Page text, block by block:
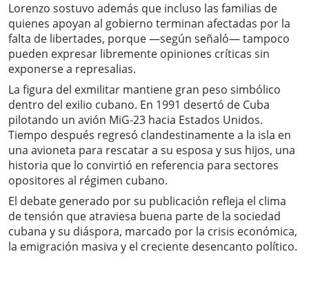
Lorenzo sostuvo además que incluso las familias de
quienes apoyan al gobierno terminan afectadas por la
falta de libertades, porque —según señaló— tampoco
pueden expresar libremente opiniones críticas sin
exponerse a represalias.
La figura del exmilitar mantiene gran peso simbólico
dentro del exilio cubano. En 1991 desertó de Cuba
pilotando un avión MiG-23 hacia Estados Unidos.
Tiempo después regresó clandestinamente a la isla en
una avioneta para rescatar a su esposa y sus hijos, una
historia que lo convirtió en referencia para sectores
opositores al régimen cubano.
El debate generado por su publicación refleja el clima
de tensión que atraviesa buena parte de la sociedad
cubana y su diáspora, marcado por la crisis económica,
la emigración masiva y el creciente desencanto político.